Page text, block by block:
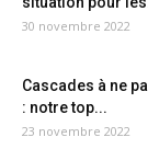
30 novembre 2022
Cascades à ne
: notre top...
23 novembre 2022